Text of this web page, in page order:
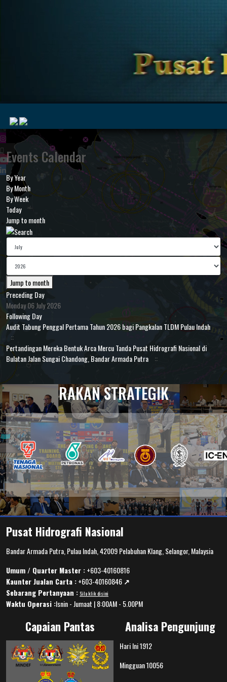
Events Calendar
By Year
By Month
By Week
Today
Jump to month
Jump to month
Preceding Day
Monday 06 July 2026
Following Day
Audit Tabung Penggal Pertama Tahun 2026 bagi Pangkalan TLDM Pulau Indah
::
Pertandingan Mereka Bentuk Arca Mercu Tanda Pusat Hidrografi Nasional di
Bulatan Jalan Sungai Chandong, Bandar Armada Putra
::
RAKAN STRATEGIK
Pusat Hidrografi Nasional
Bandar Armada Putra, Pulau Indah, 42009 Pelabuhan Klang, Selangor, Malaysia
Umum / Quarter Master :+603-40160816
Kaunter Jualan Carta :+603-40160846 ↗️
Sebarang Pertanyaan : Sila klik disini
Waktu Operasi :Isnin - Jumaat | 8:00AM - 5.00PM
Capaian Pantas Analisa Pengunjung
Hari Ini1912
Mingguan10056
MyMarine
Geohub